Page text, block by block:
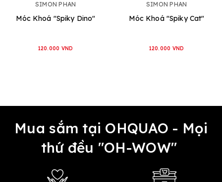
SIMON PHAN
Móc Khoá "Spiky Dino"
120.000 VND
SIMON PHAN
Móc Khoá "Spiky Cat"
120.000 VND
Mua sắm tại OHQUAO - Mọi
thứ đều "OH-WOW"